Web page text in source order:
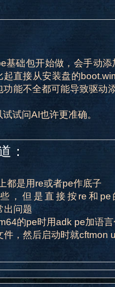
基础包开始做，会手动
直接从安装盘的
能不全都可能导致驱动
试问AI也许更准确。
：
都是用re或者pe作底子
，但是直接按re和
出问题
的pe时用adk pe加语
件，然后启动时就cftmon